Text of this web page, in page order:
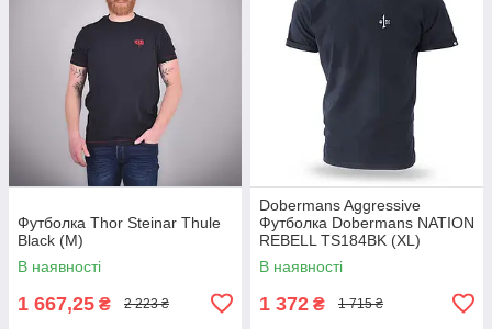
Футболка Thor Steinar Thule
Black (M)
В наявності
1 667,25 ₴ 2 223 ₴
Dobermans Aggressive
Футболка Dobermans NATION
REBELL TS184BK (XL)
В наявності
1 372 ₴ 1 715 ₴